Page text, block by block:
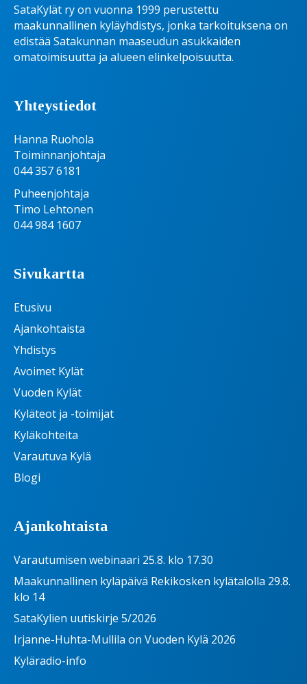
SataKylät ry on vuonna 1999 perustettu
maakunnallinen kyläyhdistys, jonka tarkoituksena on
edistää Satakunnan maaseudun asukkaiden
omatoimisuutta ja alueen elinkelpoisuutta.
Yhteystiedot
Hanna Ruohola
Toiminnanjohtaja
044 357 6181
Puheenjohtaja
Timo Lehtonen
044 984 1607
Sivukartta
Etusivu
Ajankohtaista
Yhdistys
Avoimet Kylät
Vuoden Kylät
Kyläteot ja -toimijat
Kyläkohteita
Varautuva Kylä
Blogi
Ajankohtaista
Varautumisen webinaari 25.8. klo 17.30
Maakunnallinen kyläpäivä Rekikosken kylätalolla 29.8.
klo 14
SataKylien uutiskirje 5/2026
Irjanne-Huhta-Mullila on Vuoden Kylä 2026
Kyläradio-info